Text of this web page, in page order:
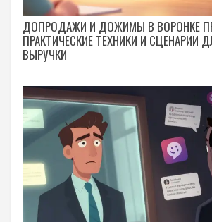
ДОПРОДАЖИ И ДОЖИМЫ В ВОРОНКЕ
ПРАКТИЧЕСКИЕ ТЕХНИКИ И СЦЕНАРИИ
ВЫРУЧКИ